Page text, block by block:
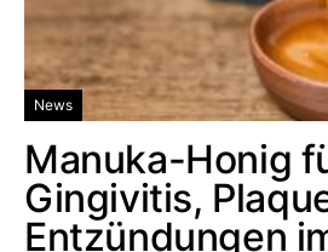
News
Manuka-Honig
Gingivitis,
Entzündungen